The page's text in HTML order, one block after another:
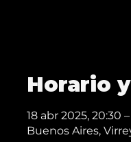
Horario
18 abr 2025, 20:30
Buenos Aires,